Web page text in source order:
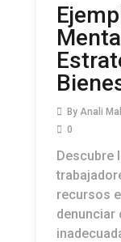
By Anali
0
Descubre
recursos
denunciar